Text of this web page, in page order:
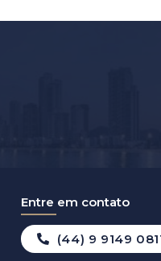
Entre em contato
(44) 9 9149